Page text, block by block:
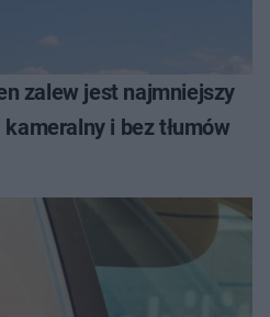
zalew jest najmniejszy
kameralny i bez tłumów